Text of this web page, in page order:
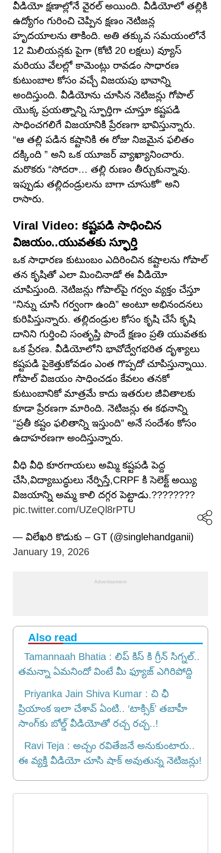
వీడియో క్షణాల్లోనే వైరల్ అయింది. వీడియోలో తల్లికి
ఉద్యోగం గురించి చెప్పిన క్షణం నెటిజన్ల
హృదయాలను తాకింది. అతి తక్కువ సమయంలోనే
12 మిలియన్లకు పైగా (కోటి 20 లక్షలు) వ్యూస్
మరియు వేలల్లో కామెంట్లు రావడం సాధారణ
కుటుంబాల కోసం వచ్చే విజయపు భావాన్ని
అందిస్తుంది. వీడియోను చూసిన నెటిజన్లు గోపాల్
యొక్క ప్రయత్నాన్ని స్ఫూర్తిగా చూస్తూ కష్టపడి
సాధించగలిగే విజయానికి ప్రేరణగా భావిస్తున్నారు.
“ఆ తల్లి పడిన కష్టానికి ఈ రోజు నిజమైన ఫలితం
దక్కింది ” అని ఒక యూజర్ వ్యాఖ్యానించారు.
మరొకరు “సోదరా… తల్లి రుణం తీర్చుకున్నావు.
ఇప్పుడు తల్లిదండ్రులను బాగా చూసుకో” అని
రాసారు.
Viral Video: కష్టపడి సాధించిన
విజయం..యువతకు స్ఫూర్తి
ఒక సాధారణ కుటుంబం ఎదిరించిన కష్టాలను గోపాల్
తన కృషితో ఎలా మించినాడో ఈ వీడియో
చూపిస్తుంది. నెటిజన్లు గోపాల్‌పై గర్వం వ్యక్తం చేస్తూ
“నిన్ను చూసి గర్వంగా ఉంది” అంటూ అభినందనలు
కురిపిస్తున్నారు. తల్లిదండ్రుల కోసం కృషి చేసే కృషి
దానిని గుర్తించి సంతృప్తి పొందే క్షణం ప్రతి యువతకు
ఒక ప్రేరణ. వీడియోలోని భావోద్వేగభరిత దృశ్యాలు
కష్టపడి పైకెత్తుకోవడం ఎంత గొప్పదో చూపిస్తున్నాయి.
గోపాల్ విజయం సాధించడం కేవలం తనకో
కుటుంబానికో మాత్రమే కాదు ఇతరుల జీవితాలకు
కూడా ప్రేరణగా మారింది. నెటిజన్లు ఈ కథనాన్ని
“ప్రతీ కష్టం ఫలితాన్ని ఇస్తుంది” అనే సందేశం కోసం
ఉదాహరణగా అందిస్తున్నారు.
వీధి వీధి కూరగాయలు అమ్మి కష్టపడి పెద్ద
చేసి,విద్యాబుద్ధులు నేర్పిస్తే,CRPF కి సెలెక్ట్ అయ్యి
విజయాన్ని అమ్మ కాలి దగ్గర పెట్టాడు.????????
pic.twitter.com/UZeQl8rPTU
— విలేఖరి కొడుకు – GT (@singlehandganii)
January 19, 2026
Also read
Tamannaah Bhatia : లిప్ కిస్ కి గ్రీన్ సిగ్నల్..
తమన్నా ఏమనిందో వింటే మీ ఫ్యూజ్ ఎగిరిపోద్ది
Priyanka Jain Shiva Kumar : చి ఛీ
ప్రియాంక ఇలా చేశావ్ ఏంటి.. ‘టాక్సిక్’ తబాహీ
సాంగ్‌కు బోల్డ్ వీడియోతో ర‌చ్చ ర‌చ్చ‌..!
Ravi Teja : అచ్చం రవితేజనే అనుకుంటారు..
ఈ వ్యక్తి వీడియో చూసి షాక్ అవుతున్న నెటిజన్లు!